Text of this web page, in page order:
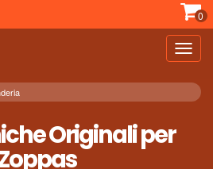
0
Originali per